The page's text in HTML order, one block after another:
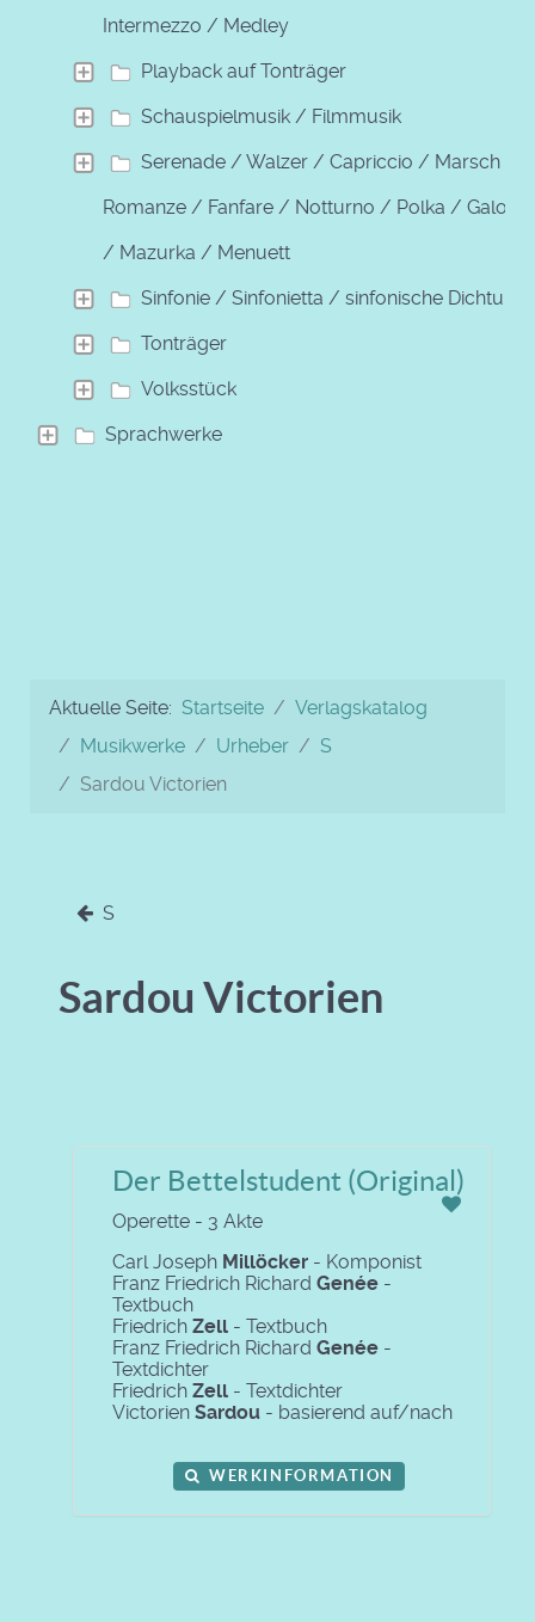
Intermezzo / Medley
Playback auf Tonträger
Schauspielmusik / Filmmusik
Serenade / Walzer / Capriccio / Marsch /
Romanze / Fanfare / Notturno / Polka / Galopp
/ Mazurka / Menuett
Sinfonie / Sinfonietta / sinfonische Dichtung
Tonträger
Volksstück
Sprachwerke
Aktuelle Seite: Startseite
Verlagskatalog
Musikwerke
Urheber
S
Sardou Victorien
S
Sardou Victorien
Der Bettelstudent (Original)
Operette - 3 Akte
Carl Joseph Millöcker - Komponist
Franz Friedrich Richard Genée -
Textbuch
Friedrich Zell - Textbuch
Franz Friedrich Richard Genée -
Textdichter
Friedrich Zell - Textdichter
Victorien Sardou - basierend auf/nach
WERKINFORMATION